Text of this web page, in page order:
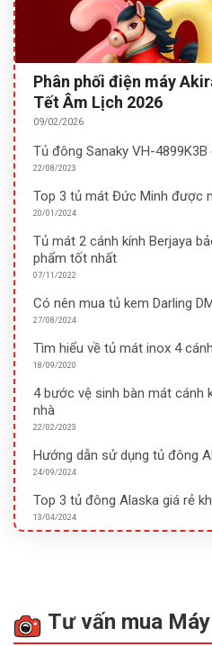
Phân phối điện máy
Tết Âm Lịch 2026
09/02/2026
Tủ đông Sanaky VH-
22/08/2023
Top 3 tủ mát Đức Minh được
20/01/2024
Tủ mát 2 cánh kính Berjaya
phẩm tốt nhất
07/11/2022
Có nên mua tủ kem Darling
27/08/2024
Tìm hiểu về tủ mát inox 4
18/09/2020
4 bước vệ sinh bàn mát cánh
nhà
22/02/2023
Hướng dẫn sử dụng tủ đông
24/09/2024
Top 3 tủ đông Alaska giá rẻ
13/04/2024
Tư vấn mua